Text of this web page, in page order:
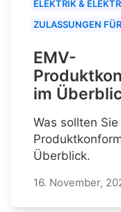
ELEKTRIK &
ZULASSUNGEN
EMV-
im
Was sollten
Überblick.
16. November,